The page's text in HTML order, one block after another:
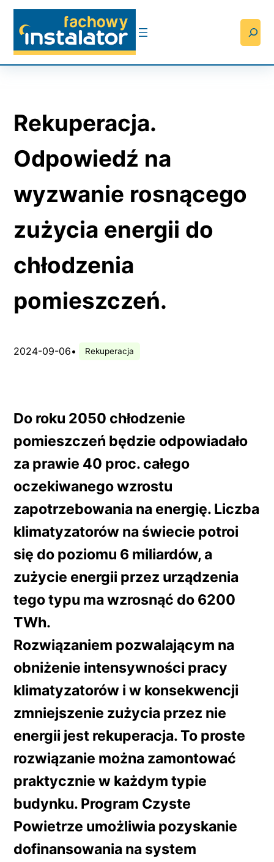
Przejdź
treści
Rekuperacja.
Odpowiedź na
wyzwanie rosnącego
zużycia energii do
chłodzenia
pomieszczeń.
2024-09-06• Rekuperacja
Do roku 2050 chłodzenie
pomieszczeń będzie odpowiadało
za prawie 40 proc. całego
oczekiwanego wzrostu
zapotrzebowania na energię. Liczba
klimatyzatorów na świecie potroi
się do poziomu 6 miliardów, a
zużycie energii przez urządzenia
tego typu ma wzrosnąć do 6200
TWh.
Rozwiązaniem pozwalającym na
obniżenie intensywności pracy
klimatyzatorów i w konsekwencji
zmniejszenie zużycia przez nie
energii jest rekuperacja. To proste
rozwiązanie można zamontować
praktycznie w każdym typie
budynku. Program Czyste
Powietrze umożliwia pozyskanie
dofinansowania na system